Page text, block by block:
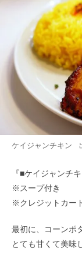
ケイジャンチキン
『■ケイジャンチ
※スープ付き
※クレジットカー
最初に、コーンポ
とても甘くて美味